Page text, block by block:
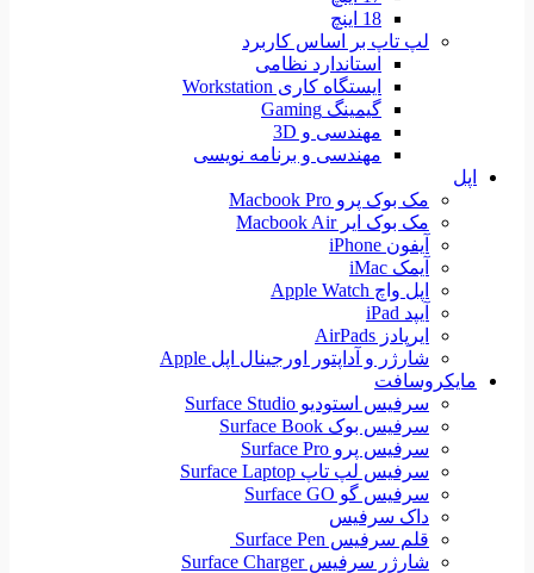
18 اینچ
لپ تاپ بر اساس کاربرد
استاندارد نظامی
ایستگاه کاری Workstation
گیمینگ Gaming
مهندسی و 3D
مهندسی و برنامه نویسی
اپل
مک بوک پرو Macbook Pro
مک بوک ایر Macbook Air
آیفون iPhone
آیمک iMac
اپل واچ Apple Watch
آیپد iPad
ایرپادز AirPads
شارژر و آداپتور اورجینال اپل Apple
مایکروسافت
سرفیس استودیو Surface Studio
سرفیس بوک Surface Book
سرفیس پرو Surface Pro
سرفیس لپ تاپ Surface Laptop
سرفیس گو Surface GO
داک سرفیس
قلم سرفیس Surface Pen
شارژر سرفیس Surface Charger